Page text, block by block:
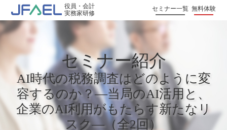
役員・会計
実務家研修
セミナー一覧 無料体験
セミナー紹介
AI時代の税務調査はどのように変
容するのか？―当局のAI活用と、
企業のAI利用がもたらす新たなリ
スク―（全2回）